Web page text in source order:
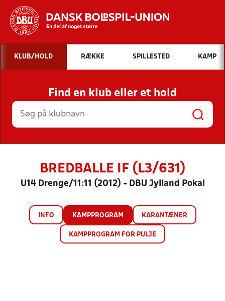
Hvad vil du søge efter?
INDHOLD OG NYHEDER
STILLINGER, RESULTATER, KLUBBER OG
HOLD
KLUB/HOLD RÆKKE SPILLESTED KAMP
Find en klub eller et hold
BREDBALLE IF (L3/631)
U14 Drenge/11:11 (2012) - DBU Jylland Pokal
INFO KAMPPROGRAM KARANTÆNER
KAMPPROGRAM FOR PULJE